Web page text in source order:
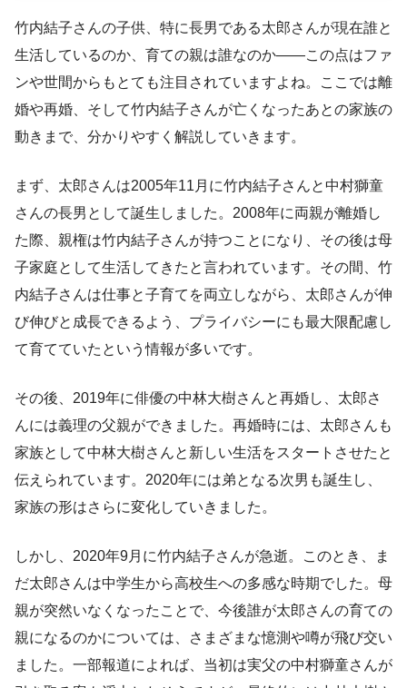
竹内結子さんの子供、特に長男である太郎さんが現在誰と
生活しているのか、育ての親は誰なのか――この点はファ
ンや世間からもとても注目されていますよね。ここでは離
婚や再婚、そして竹内結子さんが亡くなったあとの家族の
動きまで、分かりやすく解説していきます。
まず、太郎さんは2005年11月に竹内結子さんと中村獅童
さんの長男として誕生しました。2008年に両親が離婚し
た際、親権は竹内結子さんが持つことになり、その後は母
子家庭として生活してきたと言われています。その間、竹
内結子さんは仕事と子育てを両立しながら、太郎さんが伸
び伸びと成長できるよう、プライバシーにも最大限配慮し
て育てていたという情報が多いです。
その後、2019年に俳優の中林大樹さんと再婚し、太郎さ
んには義理の父親ができました。再婚時には、太郎さんも
家族として中林大樹さんと新しい生活をスタートさせたと
伝えられています。2020年には弟となる次男も誕生し、
家族の形はさらに変化していきました。
しかし、2020年9月に竹内結子さんが急逝。このとき、ま
だ太郎さんは中学生から高校生への多感な時期でした。母
親が突然いなくなったことで、今後誰が太郎さんの育ての
親になるのかについては、さまざまな憶測や噂が飛び交い
ました。一部報道によれば、当初は実父の中村獅童さんが